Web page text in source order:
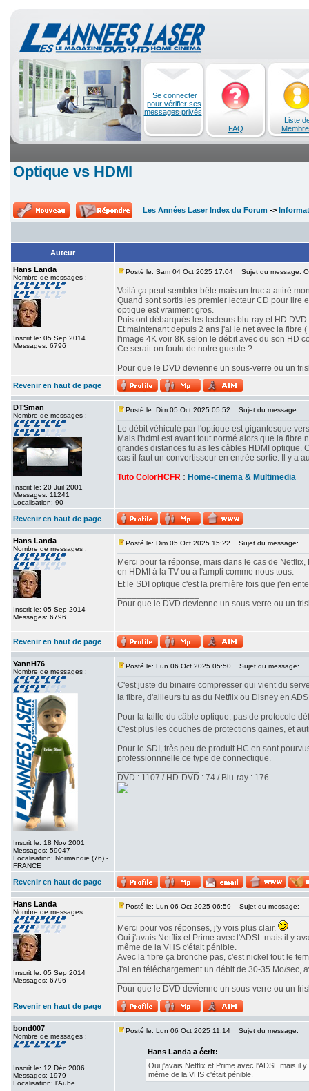
Se connecter
pour vérifier ses
messages privés
FAQ
Liste
Optique vs HDMI
Les Années Laser Index du Forum ->
Auteur
Hans Landa
Nombre de messages :
Inscrit le: 05 Sep 2014
Messages: 6796
Posté le: Sam 04 Oct 2025 17:04 Sujet du message:
Voilà ça peut sembler bête mais un truc a attiré
Quand sont sortis les premier lecteur CD pour lire
optique est vraiment gros.
Puis ont débarqués les lecteurs blu-ray et HD
Et maintenant depuis 2 ans j'ai le net avec la fibre
l'image 4K voir 8K selon le débit avec du son HD
Ce serait-on foutu de notre gueule ?
Pour que le DVD devienne un sous-verre ou un
Revenir en haut de page
DTSman
Nombre de messages :
Inscrit le: 20 Juil 2001
Messages: 11241
Localisation: 90
Posté le: Dim 05 Oct 2025 05:52 Sujet du message:
Le débit véhiculé par l'optique est gigantesque
Mais l'hdmi est avant tout normé alors que la fibre
grandes distances tu as les câbles HDMI optique.
cas il faut un convertisseur en entrée sortie. Il y a
Tuto ColorHCFR : Home-cinema & Multimedia
Revenir en haut de page
Hans Landa
Nombre de messages :
Inscrit le: 05 Sep 2014
Messages: 6796
Posté le: Dim 05 Oct 2025 15:22 Sujet du message:
Merci pour ta réponse, mais dans le cas de
en HDMI à la TV ou à l'ampli comme nous tous.
Et le SDI optique c'est la première fois que j'en
Pour que le DVD devienne un sous-verre ou un
Revenir en haut de page
YannH76
Nombre de messages :
Inscrit le: 18 Nov 2001
Messages: 59047
Localisation: Normandie (76) -
FRANCE
Posté le: Lun 06 Oct 2025 05:50 Sujet du message:
C'est juste du binaire compresser qui vient du
la fibre, d'ailleurs tu as du Netflix ou Disney en
Pour la taille du câble optique, pas de protocole
C'est plus les couches de protections gaines, et
Pour le SDI, très peu de produit HC en sont
professionnnelle ce type de connectique.
DVD : 1107 / HD-DVD : 74 / Blu-ray : 176
Revenir en haut de page
Hans Landa
Nombre de messages :
Inscrit le: 05 Sep 2014
Messages: 6796
Posté le: Lun 06 Oct 2025 06:59 Sujet du message:
Merci pour vos réponses, j'y vois plus clair.
Oui j'avais Netflix et Prime avec l'ADSL mais il y
même de la VHS c'était pénible.
Avec la fibre ça bronche pas, c'est nickel tout le
J'ai en téléchargement un débit de 30-35 Mo/sec,
Pour que le DVD devienne un sous-verre ou un
Revenir en haut de page
bond007
Nombre de messages :
Inscrit le: 12 Déc 2006
Messages: 1979
Localisation: l'Aube
Posté le: Lun 06 Oct 2025 11:14 Sujet du message:
Hans Landa a écrit:
Oui j'avais Netflix et Prime avec l'ADSL mais il
même de la VHS c'était pénible.